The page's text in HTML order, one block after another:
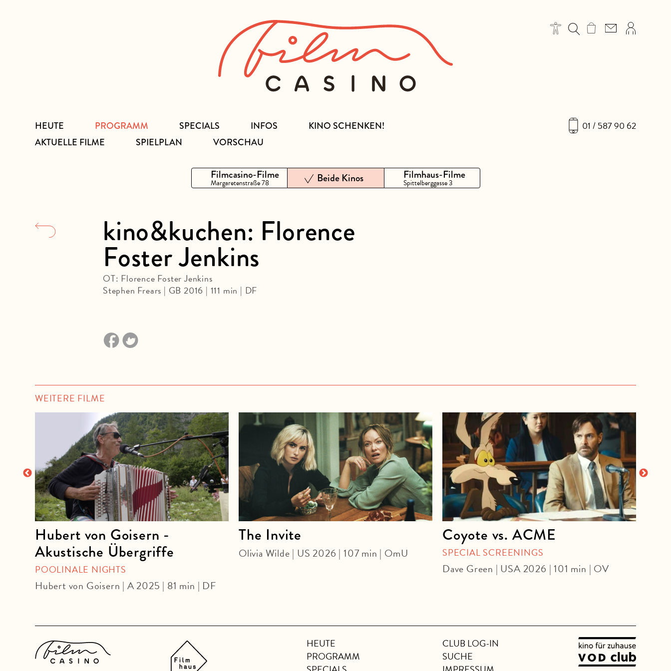
01 / 587 90 62
HEUTE
PROGRAMM
AKTUELLE FILME
SPIELPLAN VORSCHAU
SPECIALS INFOS KINO SCHENKEN!
Filmcasino-Filme
Margaretenstraße 78 Beide Kinos Filmhaus-Filme
Spittelberggasse 3
kino&kuchen: Florence
Foster Jenkins
OT: Florence Foster Jenkins
Stephen Frears | GB 2016 | 111 min | DF
WEITERE FILME
Hubert von Goisern -
Akustische Übergriffe
POOLINALE NIGHTS
Hubert von Goisern | A 2025 | 81 min | DF
The Invite
Olivia Wilde | US 2026 | 107 min | OmU
Coyote vs. ACME
SPECIAL SCREENINGS
Dave Green | USA 2026 | 101 min | OV
HEUTE
PROGRAMM
CLUB LOG-IN
SUCHE